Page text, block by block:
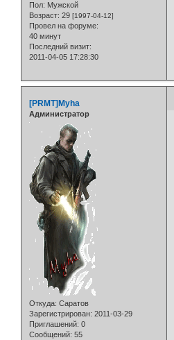
Пол: Мужской
Возраст: 29 [1997-04-12]
Провел на форуме:
40 минут
Последний визит:
2011-04-05 17:28:30
[PRMT]Myha
Администратор
Откуда: Саратов
Зарегистрирован: 2011-03-29
Приглашений: 0
Сообщений: 55